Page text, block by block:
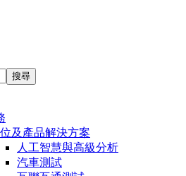
搜尋
及產品解決方案
人工智慧與高級分析
汽車測試